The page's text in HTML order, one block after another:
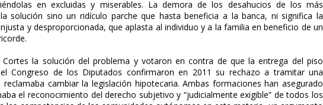
en excluidas y miserables. La demora de los desahucios de los más
solución sino un ridículo parche que hasta beneficia a la banca, ni significa la
y desproporcionada, que aplasta al individuo y a la familia en beneficio de un
Cortes la solución del problema y votaron en contra de que la entrega del piso
Congreso de los Diputados confirmaron en 2011 su rechazo a tramitar una
cambiar la legislación hipotecaria. Ambas formaciones han asegurado
el reconocimiento del derecho subjetivo y “judicialmente exigible” de todos los